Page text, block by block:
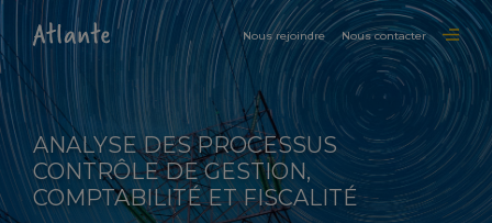
Nous rejoindre Nous contacter
ANALYSE DES PROCESSUS
CONTRÔLE DE GESTION,
COMPTABILITÉ ET FISCALITÉ